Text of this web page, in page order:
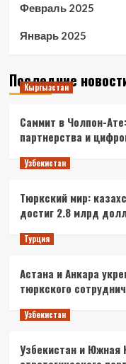
Февраль 2025
Январь 2025
Последние
Кыргызстан
Саммит в Чолпон-
партнерства и
Узбекистан
Тюркский мир:
достиг 2.8 млрд
Турция
Астана и Анкара
тюркского
Узбекистан
Узбекистан и Южная